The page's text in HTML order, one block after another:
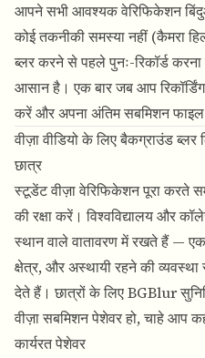
आपने सभी आवश्यक वेरिफिकेशन
कोई तकनीकी समस्या नहीं (कैमरा
ब्लर करने से पहले पुनः-रिकॉर्ड
आसान है। एक बार जब आप
करेंऔर अपना अंतिम सबमिशन
वीज़ा वीडियो के लिए बैकग्राउंड ब्लर
छात्र
स्टूडेंट वीज़ा वेरिफिकेशन पूरा करते
की रक्षा करें। विश्वविद्यालय और
स्थान वाले वातावरण में रखते हैं —
क्षेत्र, और अस्थायी रहने की
देते हैं।छात्रों के लिए BGBlur
वीज़ा सबमिशन पेशेवर हो, चाहे आप
कार्यरत पेशेवर